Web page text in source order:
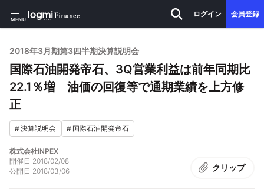
MENU
ログイン 会員登録
2018年3月期第3四半期決算説明会
国際石油開発帝石、3Q営業利益は前年同期比
22.1％増 油価の回復等で通期業績を上方修
正
#決算説明会 # 国際石油開発帝石
株式会社INPEX
開催日 2018/02/08
公開日 2018/03/06 クリップ